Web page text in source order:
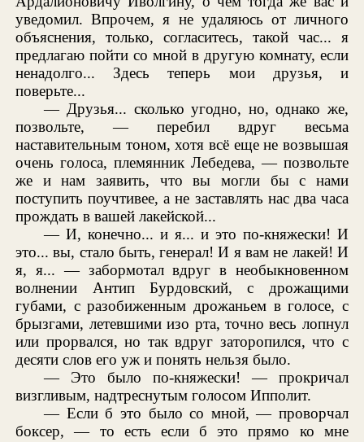
уведомил. Впрочем, я не удаляюсь от личного
объяснения, только, согласитесь, такой час... я
предлагаю пойти со мной в другую комнату, если
ненадолго... Здесь теперь мои друзья, и
поверьте...
— Друзья... сколько угодно, но, однако же,
позвольте, — перебил вдруг весьма
наставительным тоном, хотя всё еще не возвышая
очень голоса, племянник Лебедева, — позвольте
же и нам заявить, что вы могли бы с нами
поступить поучтивее, а не заставлять нас два часа
прождать в вашей лакейской...
— И, конечно... и я... и это по-княжески! И
это... вы, стало быть, генерал! И я вам не лакей! И
я, я... — забормотал вдруг в необыкновенном
волнении Антип Бурдовский, с дрожащими
губами, с разобиженным дрожаньем в голосе, с
брызгами, летевшими изо рта, точно весь лопнул
или прорвался, но так вдруг заторопился, что с
десяти слов его уж и понять нельзя было.
— Это было по-княжески! — прокричал
визгливым, надтреснутым голосом Ипполит.
— Если б это было со мной, — проворчал
боксер, — то есть если б это прямо ко мне